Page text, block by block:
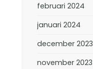
februari 2024
januari 2024
december 2023
november 2023